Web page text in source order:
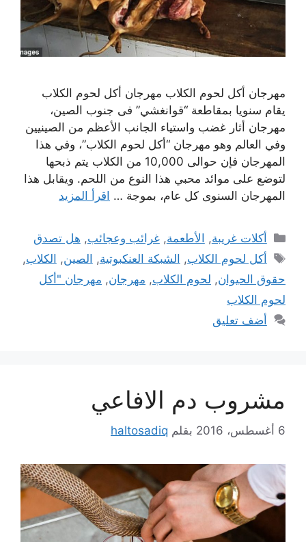
مهرجان أكل لحوم الكلاب مهرجان أكل لحوم الكلاب
يقام سنويا بمقاطعة “قوانغشي” فى جنوب الصين،
مهرجان أثار غضب واستياء الجانب الأعظم من الصينيين
وفي العالم وهو مهرجان “أكل لحوم الكلاب”، وفي هذا
المهرجان فإن حوالى 10,000 من الكلاب يتم ذبحها
لتوضع على موائد محبي هذا النوع من اللحم. ويقابل هذا
المهرجان السنوى كل عام، بموجة … اقرأ المزيد
التصنيفات
أكلات غريبة, الأطعمة,غرائب وعجائب, هل تصدق
الوسوم
أكل لحوم الكلاب, الشبكة العنكبوتية, الصين, الكلاب,
حقوق الحيوان, لحوم الكلاب, مهرجان, مهرجان "أكل
لحوم الكلاب
أضف تعليق
مشروب دم الافاعي
6 أغسطس، 2016 بقلم haltosadiq